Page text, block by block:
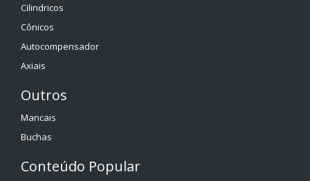
Cilindricos
Cônicos
Autocompensador
Axiais
Outros
Mancais
Buchas
Conteúdo Popular